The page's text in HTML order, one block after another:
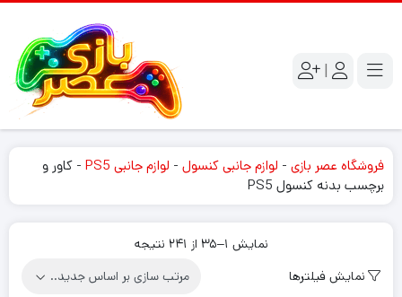
|
فروشگاه عصر بازی - لوازم جانبی کنسول - لوازم جانبی PS5 - کاور و
برچسب بدنه کنسول PS5
نمایش 1–35 از 241 نتیجه
Sorted
latest
نمایش فیلترها